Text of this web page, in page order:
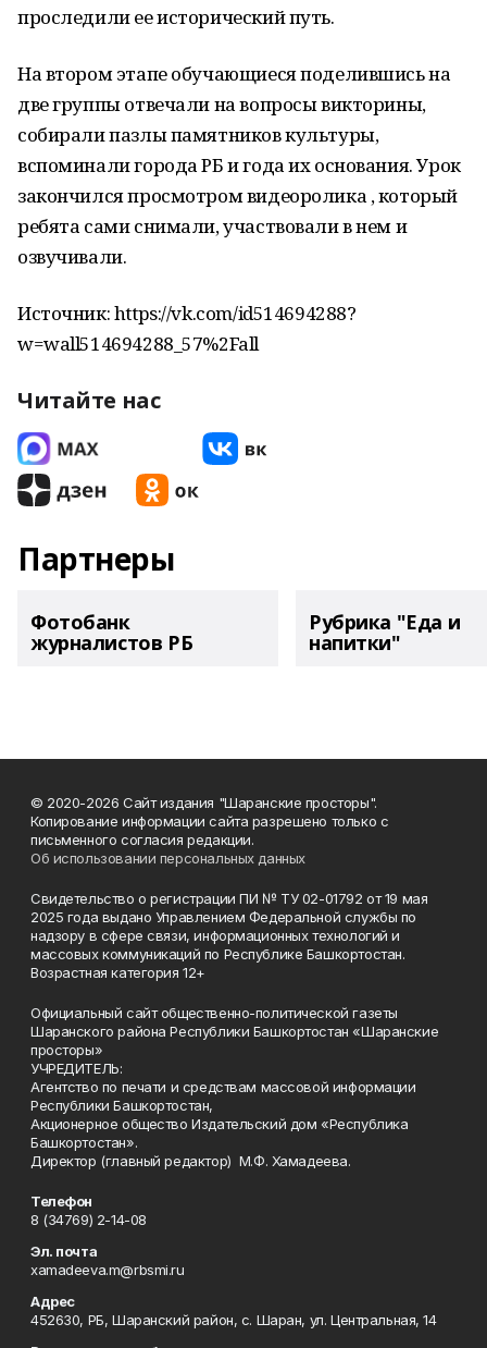
проследили ее исторический путь.
На втором этапе обучающиеся поделившись на
две группы отвечали на вопросы викторины,
собирали пазлы памятников культуры,
вспоминали города РБ и года их основания. Урок
закончился просмотром видеоролика , который
ребята сами снимали, участвовали в нем и
озвучивали.
Источник: https://vk.com/id514694288?
w=wall514694288_57%2Fall
Читайте нас
Партнеры
Фотобанк
журналистов РБ
Рубрика "Еда и
напитки"
© 2020-2026 Сайт издания "Шаранские просторы".
Копирование информации сайта разрешено только с
письменного согласия редакции.
Об использовании персональных данных
Свидетельство о регистрации ПИ № ТУ 02-01792 от 19 мая
2025 года выдано Управлением Федеральной службы по
надзору в сфере связи, информационных технологий и
массовых коммуникаций по Республике Башкортостан.
Возрастная категория 12+
Официальный сайт общественно-политической газеты
Шаранского района Республики Башкортостан «Шаранские
просторы»
УЧРЕДИТЕЛЬ:
Агентство по печати и средствам массовой информации
Республики Башкортостан,
Акционерное общество Издательский дом «Республика
Башкортостан».
Директор (главный редактор) М.Ф. Хамадеева.
Телефон
8 (34769) 2-14-08
Эл. почта
xamadeeva.m@rbsmi.ru
Адрес
452630, РБ, Шаранский район, с. Шаран, ул. Центральная, 14